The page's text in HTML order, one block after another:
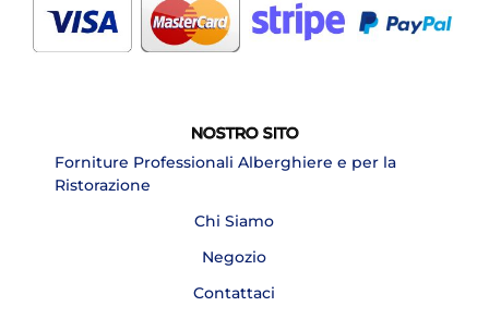
NOSTRO SITO
Forniture Professionali Alberghiere e per la
Ristorazione
Chi Siamo
Negozio
Contattaci